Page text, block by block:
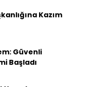
Kazım
Güvenli
Başladı